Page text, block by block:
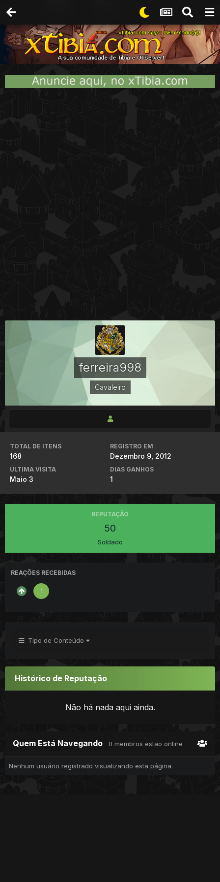
ferreira998
Cavaleiro
TOTAL DE ITENS
168
REGISTRO EM
Dezembro 9, 2012
ÚLTIMA VISITA
Maio 3
DIAS GANHOS
1
REPUTAÇÃO
50
Soldado
REAÇÕES RECEBIDAS
1
Tipo de Conteúdo
Histórico de Reputação
Não há nada aqui ainda.
Quem Está Navegando 0 membros estão online
Nenhum usuário registrado visualizando esta página.